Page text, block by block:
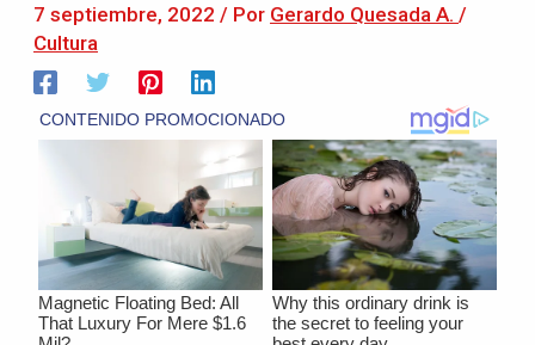
7 septiembre, 2022 / Por Gerardo Quesada A. /
Cultura